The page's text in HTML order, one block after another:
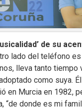
de su
lado del teléfono
lleva tanto tiempo
como suya.
en Murcia en 1982,
“de donde es mi